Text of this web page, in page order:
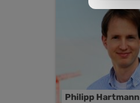
Philipp Hartmann